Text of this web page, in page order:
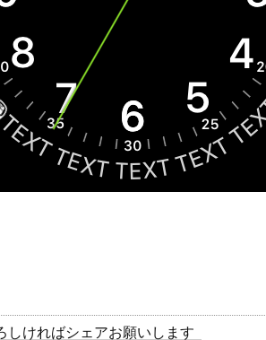
しければシェアお願いします